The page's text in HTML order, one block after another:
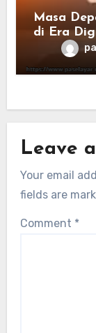
Masa
di Era
Leave
Your email
fields are
Comment *